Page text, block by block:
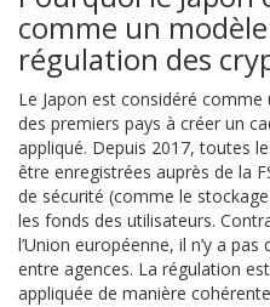
comme un
régulation des
Le Japon est considéré comme
des premiers pays à créer un
appliqué. Depuis 2017, toutes
être enregistrées auprès de la
de sécurité (comme le
les fonds des utilisateurs.
l’Union européenne, il n’y a
entre agences. La régulation
appliquée de manière